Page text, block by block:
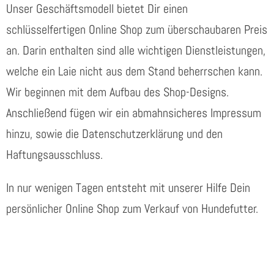
Unser Geschäftsmodell bietet Dir einen
schlüsselfertigen Online Shop zum überschaubaren Preis
an. Darin enthalten sind alle wichtigen Dienstleistungen,
welche ein Laie nicht aus dem Stand beherrschen kann.
Wir beginnen mit dem Aufbau des Shop-Designs.
Anschließend fügen wir ein abmahnsicheres Impressum
hinzu, sowie die Datenschutzerklärung und den
Haftungsausschluss.
In nur wenigen Tagen entsteht mit unserer Hilfe Dein
persönlicher Online Shop zum Verkauf von Hundefutter.